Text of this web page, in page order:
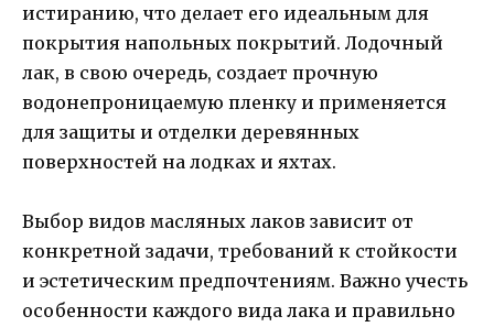
истиранию, что делает его идеальным для
покрытия напольных покрытий. Лодочный
лак, в свою очередь, создает прочную
водонепроницаемую пленку и применяется
для защиты и отделки деревянных
поверхностей на лодках и яхтах.
Выбор видов масляных лаков зависит от
конкретной задачи, требований к стойкости
и эстетическим предпочтениям. Важно учесть
особенности каждого вида лака и правильно